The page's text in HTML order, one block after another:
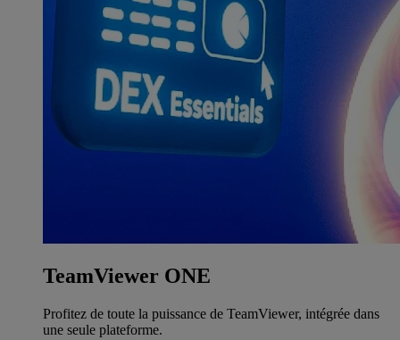
TeamViewer ONE
Profitez de toute la puissance de TeamViewer, intégrée dans
une seule plateforme.